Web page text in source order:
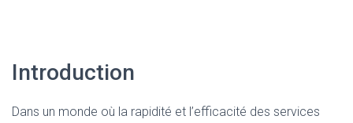
Introduction
Dans un monde où la rapidité et l’efficacité des services